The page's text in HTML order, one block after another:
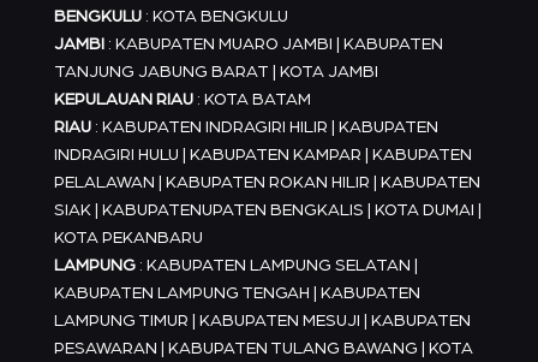
BENGKULU: KOTA BENGKULU
JAMBI : KABUPATEN MUARO JAMBI | KABUPATEN
TANJUNG JABUNG BARAT | KOTA JAMBI
KEPULAUAN RIAU: KOTA BATAM
RIAU: KABUPATEN INDRAGIRI HILIR | KABUPATEN
INDRAGIRI HULU | KABUPATEN KAMPAR | KABUPATEN
PELALAWAN | KABUPATEN ROKAN HILIR | KABUPATEN
SIAK | KABUPATENUPATEN BENGKALIS | KOTA DUMAI |
KOTA PEKANBARU
LAMPUNG: KABUPATEN LAMPUNG SELATAN |
KABUPATEN LAMPUNG TENGAH | KABUPATEN
LAMPUNG TIMUR | KABUPATEN MESUJI | KABUPATEN
PESAWARAN | KABUPATEN TULANG BAWANG | KOTA